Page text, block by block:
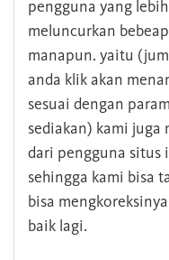
pengguna yang
meluncurkan
manapun. yaitu
anda klik akan
sesuai dengan
sediakan) kami juga
dari pengguna situs
sehingga kami bisa
bisa
baik lagi.